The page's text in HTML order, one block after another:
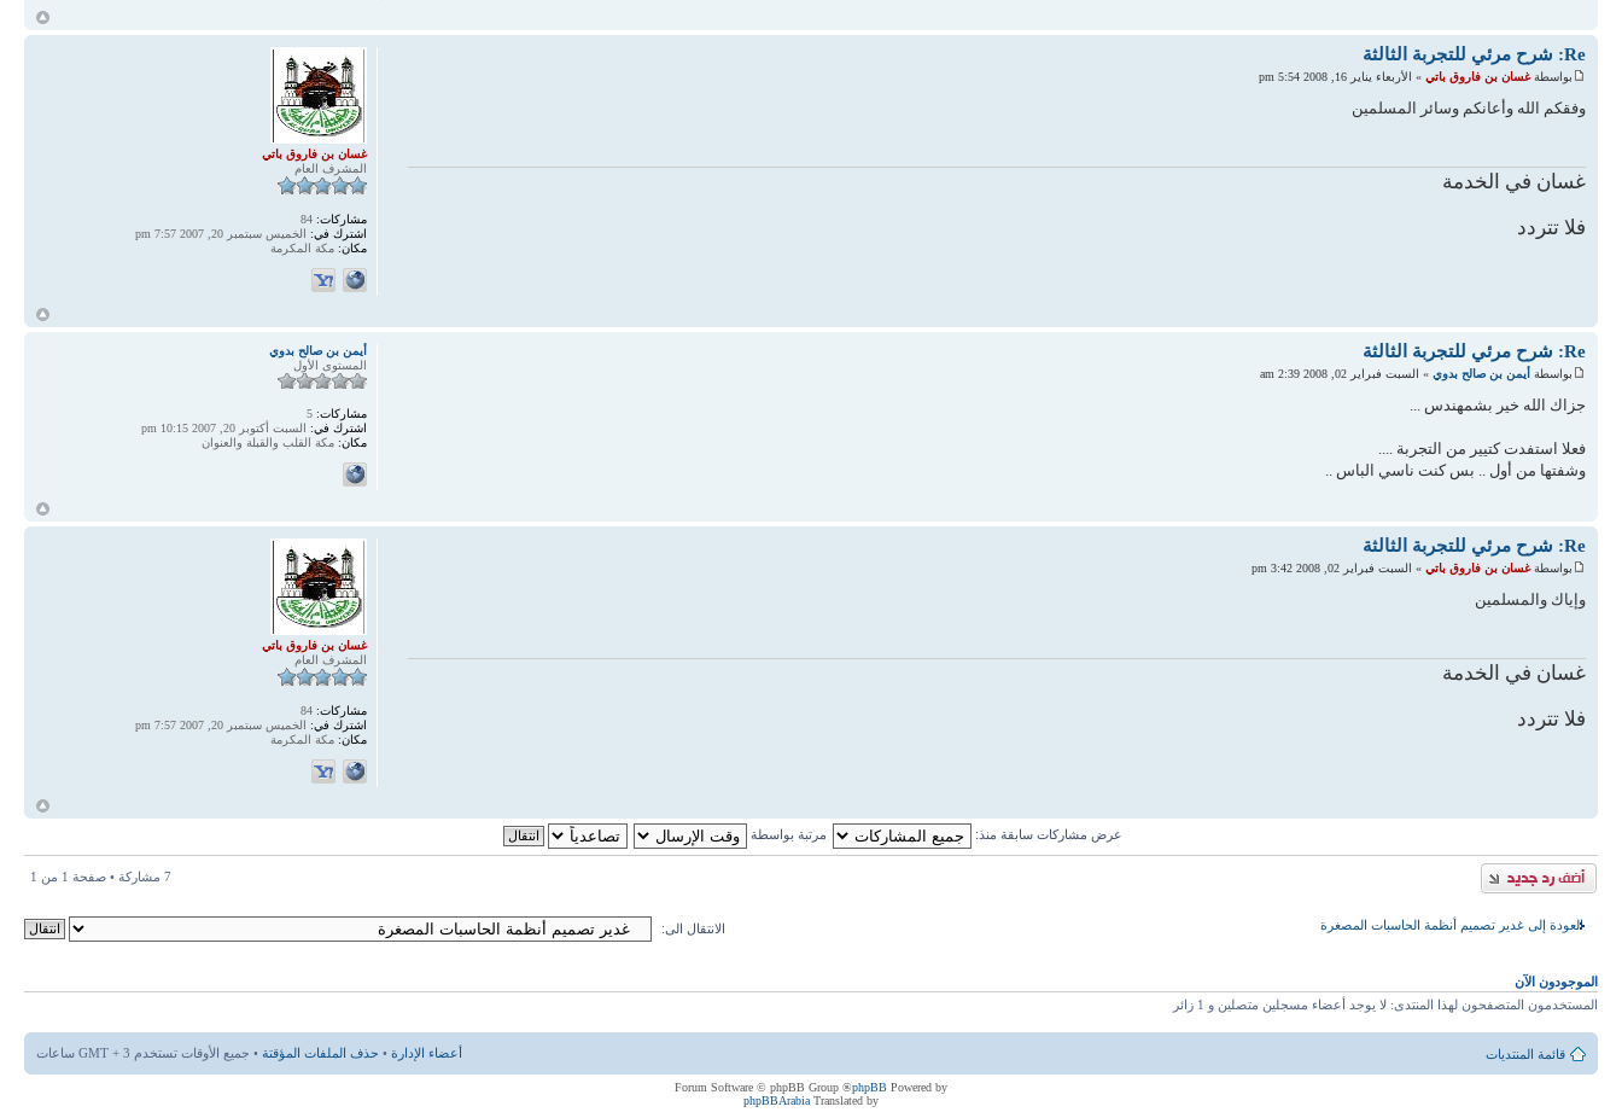
Re: شرح مرئي للتجربة الثالثة
بواسطةغسان بن فاروق باتي » الأربعاء يناير 16, 2008 5:54 pm
وفقكم الله وأعانكم وسائر المسلمين
غسان في الخدمة
فلا تتردد
غسان بن فاروق باتي
المشرف العام
مشاركات:
اشترك في: الخميس سبتمبر 20, 2007 7:57 pm
مكان: مكة المكرمة
Re: شرح مرئي للتجربة الثالثة
بواسطة أيمن بن صالح بدوي » السبت فبراير 02, 2008 2:39 am
جزاك الله خير بشمهندس ...
فعلا استفدت كتيير من التجربة ....
وشفتها من أول .. بس كنت ناسي الباس ..
أيمن بن صالح بدوي
المستوى الأول
مشاركات:
اشترك في: السبت أكتوبر 20, 2007 10:15 pm
مكان: مكة القلب والقبلة والعنوان
Re: شرح مرئي للتجربة الثالثة
بواسطةغسان بن فاروق باتي » السبت فبراير 02, 2008 3:42 pm
وإياك والمسلمين
غسان في الخدمة
فلا تتردد
غسان بن فاروق باتي
المشرف العام
مشاركات:
اشترك في: الخميس سبتمبر 20, 2007 7:57 pm
مكان: مكة المكرمة
عرض مشاركات سابقة منذ: مرتبة بواسطة
إضافة رد 7 مشاركة • صفحة 1 من 1
العودة إلى غدير تصميم أنظمة الحاسبات المصغرة الانتقال الى:
الموجودون الآن
المستخدمون المتصفحون لهذا المنتدى: لا يوجد أعضاء مسجلين متصلين و 1 زائر
قائمة المنتديات أعضاء الإدارة • حذف الملفات المؤقتة • جميع الأوقات تستخدم GMT + 3 ساعات
Powered by
phpBB
® Forum Software © phpBB Group
Translated by
phpBBArabia